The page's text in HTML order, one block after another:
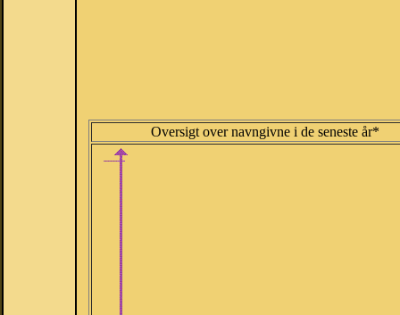
Oversigt over navngivne i de seneste år*